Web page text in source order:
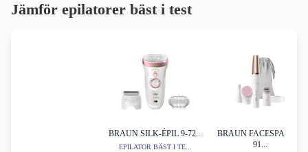
Jämför epilatorer bäst i test
BRAUN SILK-ÉPIL 9-72...
EPILATOR BÄST I TE...
BRAUN FACESPA PRO
91...